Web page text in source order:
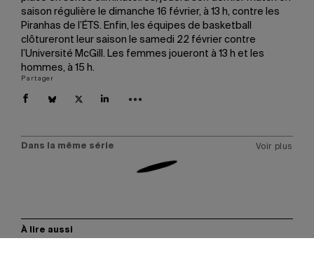
saison régulière le dimanche 16 février, à 13 h, contre les
Piranhas de l’ÉTS. Enfin, les équipes de basketball
clôtureront leur saison le samedi 22 février contre
l’Université McGill. Les femmes joueront à 13 h et les
hommes, à 15 h.
Partager
Dans la même série Voir plus
À lire aussi